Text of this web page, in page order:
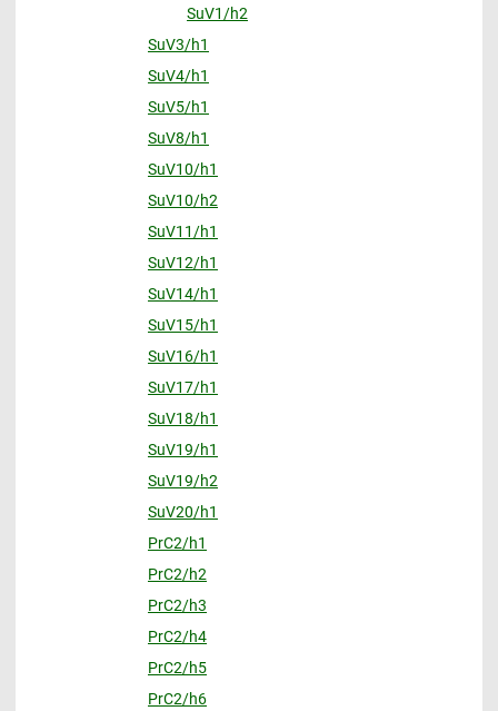
SuV1/h2
SuV3/h1
SuV4/h1
SuV5/h1
SuV8/h1
SuV10/h1
SuV10/h2
SuV11/h1
SuV12/h1
SuV14/h1
SuV15/h1
SuV16/h1
SuV17/h1
SuV18/h1
SuV19/h1
SuV19/h2
SuV20/h1
PrC2/h1
PrC2/h2
PrC2/h3
PrC2/h4
PrC2/h5
PrC2/h6